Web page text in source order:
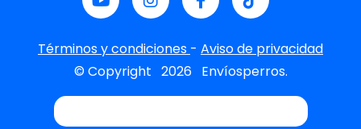
Términos y condiciones - Aviso de privacidad
© Copyright 2026 Envíosperros.